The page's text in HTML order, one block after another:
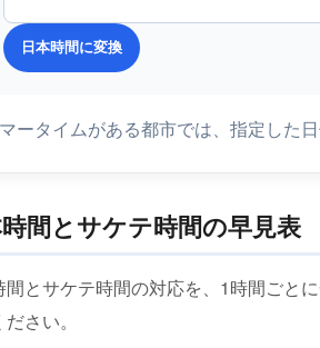
日本時間に変換
ータイムがある都市では、指定した
間とサケテ時間の早見表
間とサケテ時間の対応を、1時間ごと
さい。